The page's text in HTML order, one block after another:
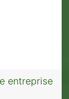
entreprise